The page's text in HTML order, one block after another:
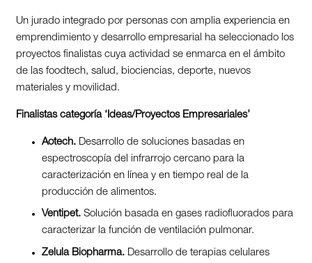
Un jurado integrado por personas con amplia experiencia en
emprendimiento y desarrollo empresarial ha seleccionado los
proyectos finalistas cuya actividad se enmarca en el ámbito
de las foodtech, salud, biociencias, deporte, nuevos
materiales y movilidad.
Finalistas categoría ‘Ideas/Proyectos Empresariales’
Aotech. Desarrollo de soluciones basadas en
espectroscopía del infrarrojo cercano para la
caracterización en línea y en tiempo real de la
producción de alimentos.
Ventipet. Solución basada en gases radiofluorados para
caracterizar la función de ventilación pulmonar.
Zelula Biopharma. Desarrollo de terapias celulares